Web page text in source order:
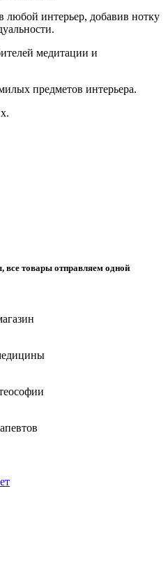
любой интерьер, добавив нотку
медитации и
предметов интерьера.
все товары отправляем одной